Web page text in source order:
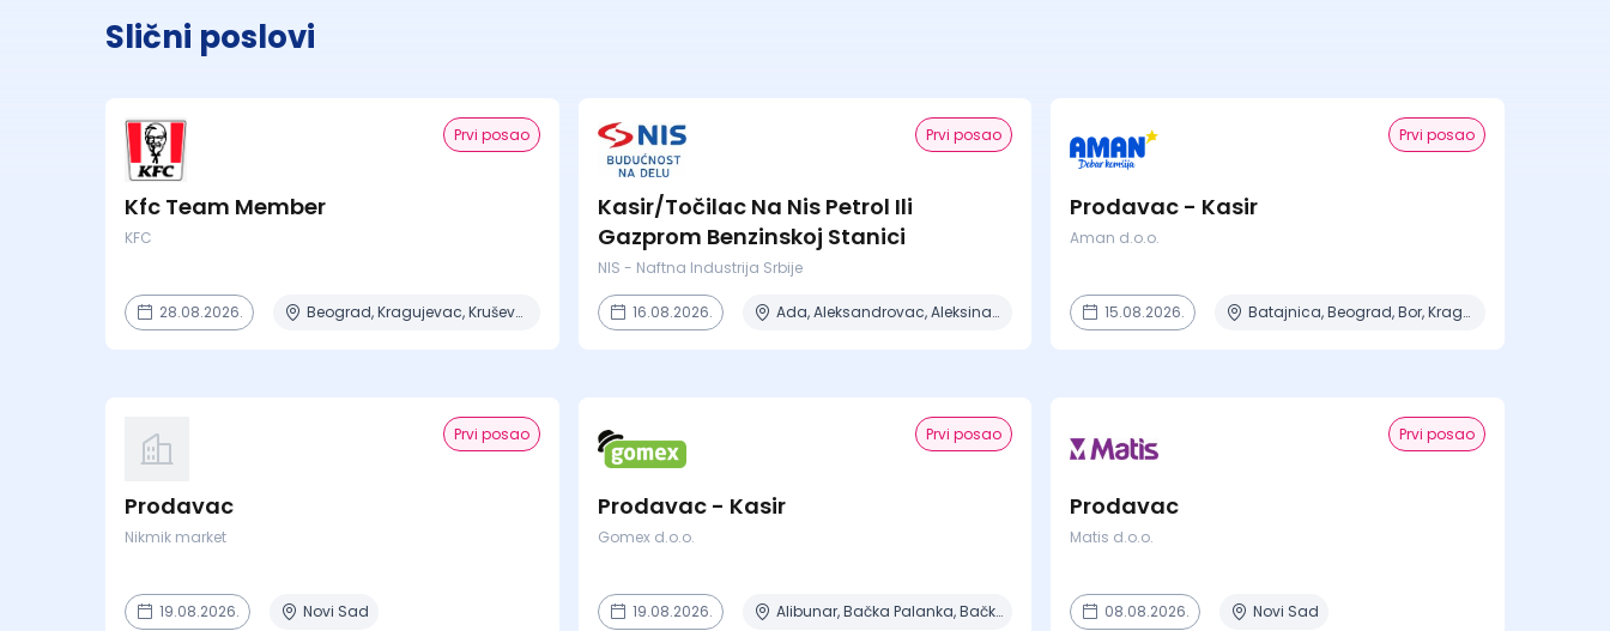
Slični poslovi
Prvi posao
Kfc Team Member
KFC
28.08.2026. Beograd, Kragujevac, Kruševac, Lapovo, Niš + 4 mesta
Prvi posao
Kasir/Točilac Na Nis Petrol Ili
Gazprom Benzinskoj Stanici
NIS - Naftna Industrija Srbije
16.08.2026. Ada, Aleksandrovac, Aleksinac, Alibunar, Apatin + 206 mesta
Prvi posao
Prodavac - Kasir
Aman d.o.o.
15.08.2026. Batajnica, Beograd, Bor, Kragujevac, Negotin + 6 mesta
Prvi posao
Prodavac
Nikmik market
19.08.2026. Novi Sad
Prvi posao
Prodavac - Kasir
Gomex d.o.o.
19.08.2026. Alibunar, Bačka Palanka, Bačka Topola, Bečej, Beograd + 8 mesta
Prvi posao
Prodavac
Matis d.o.o.
08.08.2026. Novi Sad